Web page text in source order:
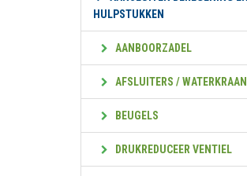
HULPSTUKKEN
AANBOORZADEL
AFSLUITERS / WATERKRAAN
BEUGELS
DRUKREDUCEER VENTIEL